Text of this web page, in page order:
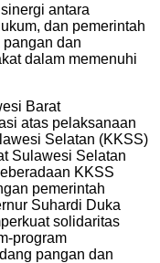
antara
dan pemerintah
dan
dalam memenuhi
Barat
atas pelaksanaan
Selatan (KKSS)
Sulawesi Selatan
KKSS
pemerintah
Suhardi Duka
solidaritas
program
pangan dan